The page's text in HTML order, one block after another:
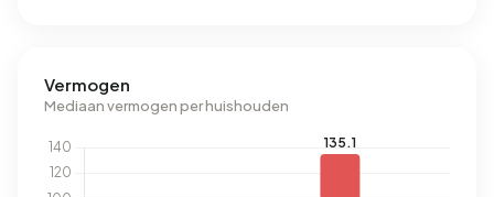
Vermogen
Mediaan vermogen per huishouden